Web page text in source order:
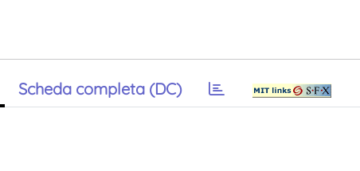
Scheda completa (DC)